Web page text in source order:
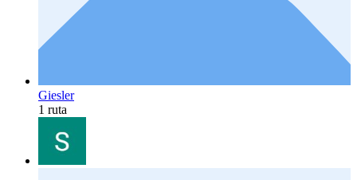
Giesler
1 ruta